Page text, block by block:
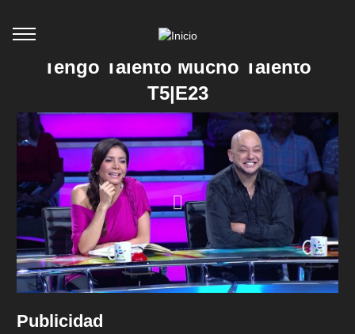
Tengo Talento Mucho Talento
T5|E23
Publicidad